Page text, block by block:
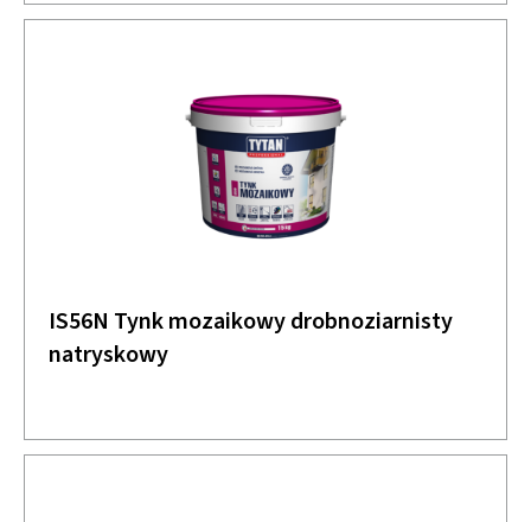
IS56N Tynk mozaikowy drobnoziarnisty
natryskowy